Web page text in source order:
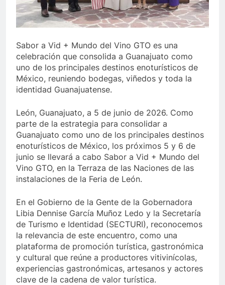
Sabor a Vid + Mundo del Vino GTO es una
celebración que consolida a Guanajuato como
uno de los principales destinos enoturísticos de
México, reuniendo bodegas, viñedos y toda la
identidad Guanajuatense.
León, Guanajuato, a 5 de junio de 2026. Como
parte de la estrategia para consolidar a
Guanajuato como uno de los principales destinos
enoturísticos de México, los próximos 5 y 6 de
junio se llevará a cabo Sabor a Vid + Mundo del
Vino GTO, en la Terraza de las Naciones de las
instalaciones de la Feria de León.
En el Gobierno de la Gente de la Gobernadora
Libia Dennise García Muñoz Ledo y la Secretaría
de Turismo e Identidad (SECTURI), reconocemos
la relevancia de este encuentro, como una
plataforma de promoción turística, gastronómica
y cultural que reúne a productores vitivinícolas,
experiencias gastronómicas, artesanos y actores
clave de la cadena de valor turística.